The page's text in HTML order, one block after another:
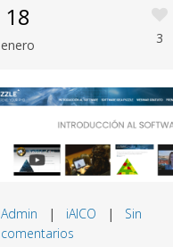
18
enero 3
Admin | iAICO | Sin
comentarios